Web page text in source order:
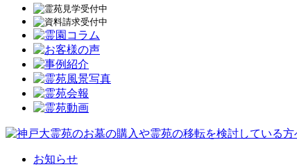
お知らせ